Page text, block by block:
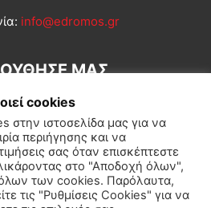
info@edromos.gr
ΜΑΣ
Πολιτική Διεθνή Κοινωνία
cookies
στην ιστοσελίδα μας για να
περιήγησης και να
σας όταν επισκέπτεστε
στο "Αποδοχή όλων",
όλων των cookies. Παρόλαυτα,
τις "Ρυθμίσεις Cookies" για να